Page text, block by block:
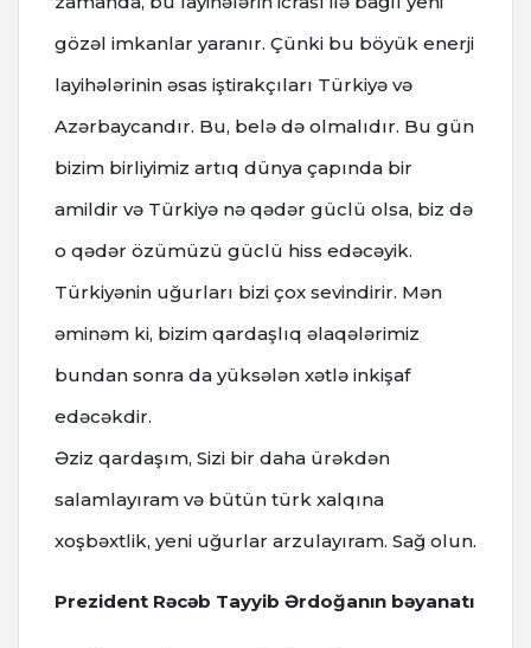
gözəl imkanlar yaranır. Çünki bu böyük enerji
layihələrinin əsas iştirakçıları Türkiyə və
Azərbaycandır. Bu, belə də olmalıdır. Bu gün
bizim birliyimiz artıq dünya çapında bir
amildir və Türkiyə nə qədər güclü olsa, biz də
o qədər özümüzü güclü hiss edəcəyik.
Türkiyənin uğurları bizi çox sevindirir. Mən
əminəm ki, bizim qardaşlıq əlaqələrimiz
bundan sonra da yüksələn xətlə inkişaf
edəcəkdir.
Əziz qardaşım, Sizi bir daha ürəkdən
salamlayıram və bütün türk xalqına
xoşbəxtlik, yeni uğurlar arzulayıram. Sağ olun.
Prezident Rəcəb Tayyib Ərdoğanın bəyanatı